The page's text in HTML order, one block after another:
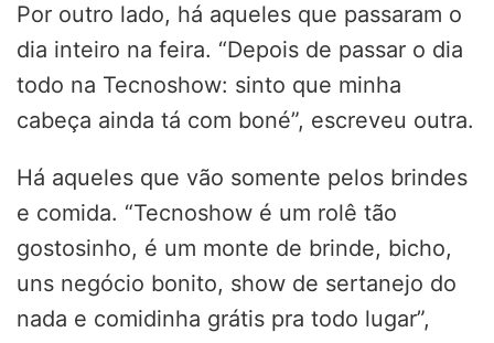
Por outro lado, há aqueles que passaram o
dia inteiro na feira. “Depois de passar o dia
todo na Tecnoshow: sinto que minha
cabeça ainda tá com boné”, escreveu outra.
Há aqueles que vão somente pelos brindes
e comida. “Tecnoshow é um rolê tão
gostosinho, é um monte de brinde, bicho,
uns negócio bonito, show de sertanejo do
nada e comidinha grátis pra todo lugar”,